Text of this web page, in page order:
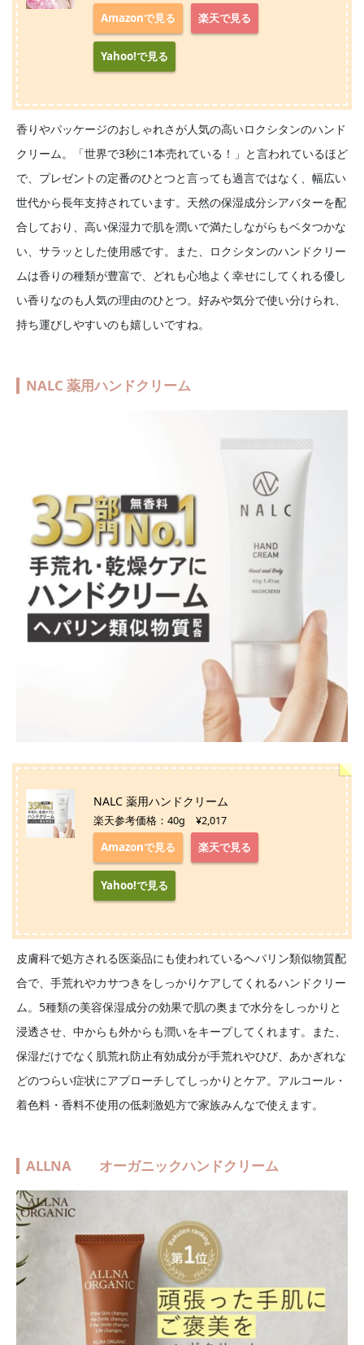
Amazonで見る 楽天で見る
Yahoo!で見る
香りやパッケージのおしゃれさが人気の高いロクシタンのハンド
クリーム。「世界で3秒に1本売れている！」と言われているほど
で、プレゼントの定番のひとつと言っても過言ではなく、幅広い
世代から長年支持されています。天然の保湿成分シアバターを配
合しており、高い保湿力で肌を潤いで満たしながらもベタつかな
い、サラッとした使用感です。また、ロクシタンのハンドクリー
ムは香りの種類が豊富で、どれも心地よく幸せにしてくれる優し
い香りなのも人気の理由のひとつ。好みや気分で使い分けられ、
持ち運びしやすいのも嬉しいですね。
NALC 薬用ハンドクリーム
NALC 薬用ハンドクリーム
楽天参考価格：40g ¥2,017
Amazonで見る 楽天で見る
Yahoo!で見る
皮膚科で処方される医薬品にも使われているヘパリン類似物質配
合で、手荒れやカサつきをしっかりケアしてくれるハンドクリー
ム。5種類の美容保湿成分の効果で肌の奥まで水分をしっかりと
浸透させ、中からも外からも潤いをキープしてくれます。また、
保湿だけでなく肌荒れ防止有効成分が手荒れやひび、あかぎれな
どのつらい症状にアプローチしてしっかりとケア。アルコール・
着色料・香料不使用の低刺激処方で家族みんなで使えます。
ALLNA オーガニックハンドクリーム